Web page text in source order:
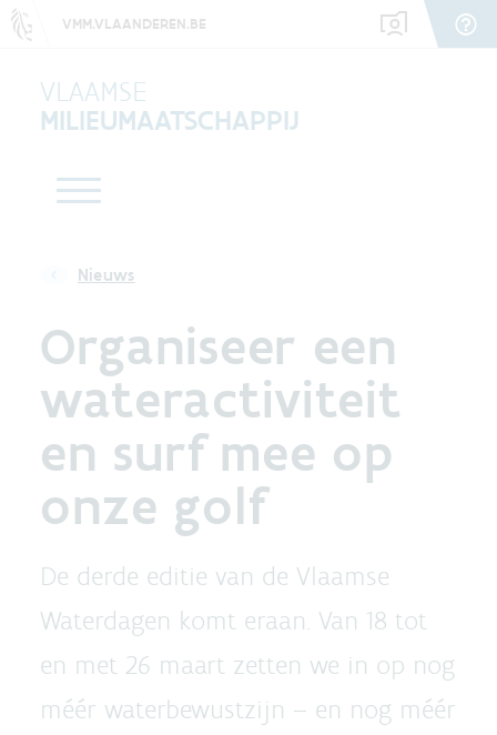
VMM.VLAANDEREN.BE
VLAAMSE
MILIEUMAATSCHAPPIJ
Nieuws
Organiseer een
wateractiviteit
en surf mee op
onze golf
De derde editie van de Vlaamse
Waterdagen komt eraan. Van 18 tot
en met 26 maart zetten we in op nog
méér waterbewustzijn – en nog méér